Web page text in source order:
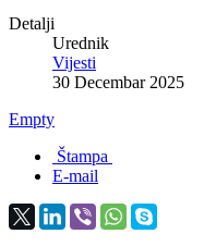
Detalji
Urednik
Vijesti
30 Decembar 2025
Empty
Štampa
E-mail